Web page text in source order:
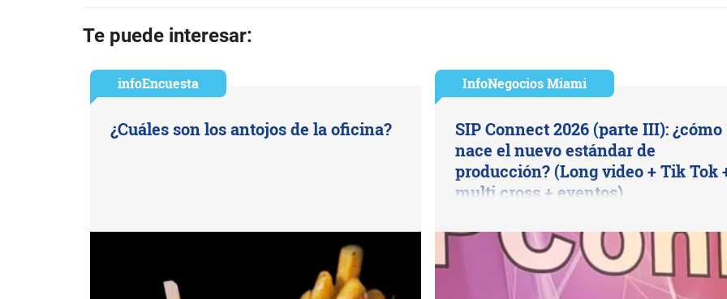
Te puede interesar:
infoEncuesta
¿Cuáles son los antojos de la oficina?
InfoNegocios Miami
SIP Connect 2026 (parte III): ¿cómo
nace el nuevo estándar de
producción? (Long video + Tik Tok
multi cross + eventos)